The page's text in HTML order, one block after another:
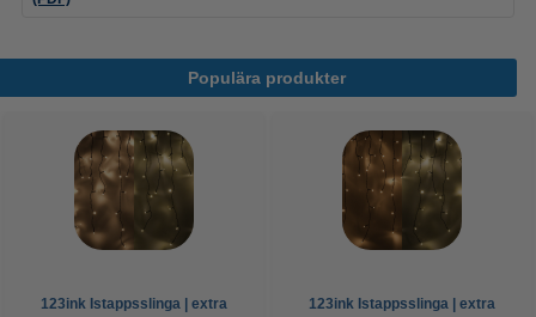
Populära produkter
123ink Istappsslinga | extra
123ink Istappsslinga | extra